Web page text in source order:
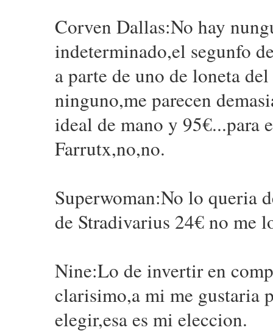
Corven Dallas:No hay
indeterminado,el segunfo
a parte de uno de loneta
ninguno,me parecen
ideal de mano y 95€...para
Farrutx,no,no.
Superwoman:No lo queria
de Stradivarius 24€ no me
Nine:Lo de invertir en
clarisimo,a mi me gustaria
elegir,esa es mi eleccion.